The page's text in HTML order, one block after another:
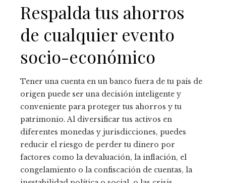
Respalda tus ahorros
de cualquier evento
socio-económico
Tener una cuenta en un banco fuera de tu país de
origen puede ser una decisión inteligente y
conveniente para proteger tus ahorros y tu
patrimonio. Al diversificar tus activos en
diferentes monedas y jurisdicciones, puedes
reducir el riesgo de perder tu dinero por
factores como la devaluación, la inflación, el
congelamiento o la confiscación de cuentas, la